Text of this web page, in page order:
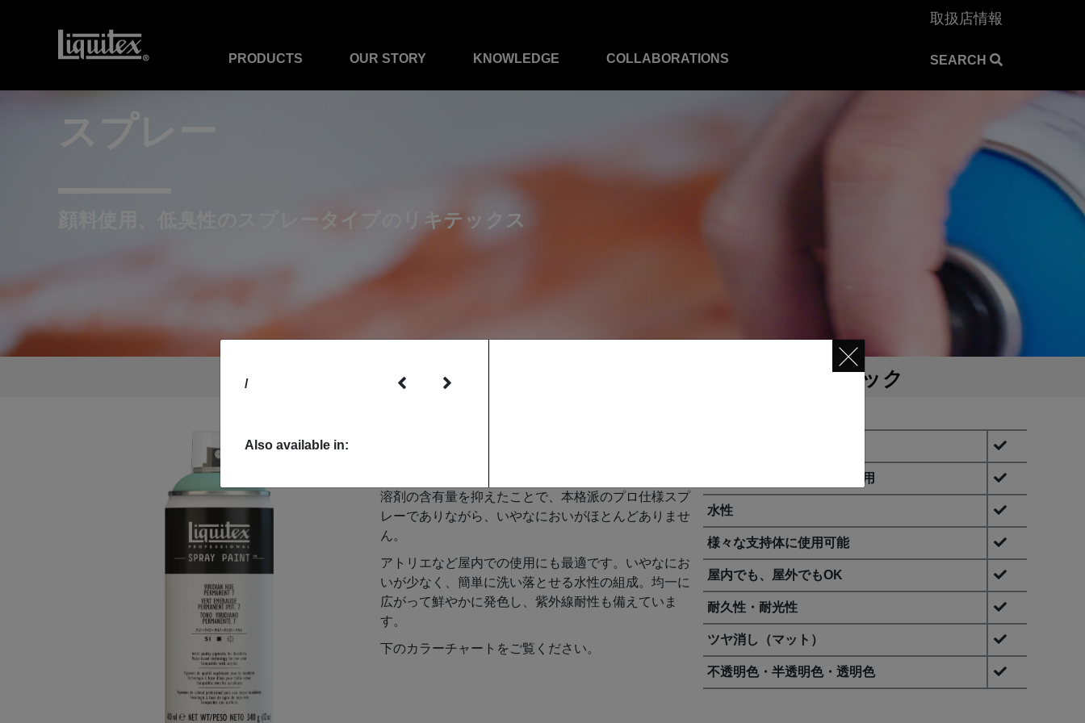
取扱店情報
SEARCH
PRODUCTS OUR STORY KNOWLEDGE COLLABORATIONS
スプレー
顔料使用、低臭性のスプレータイプのリキテックス
テクニック
溶剤の含有量を抑えたことで、本格派のプロ仕様スプ
レーでありながら、いやなにおいがほとんどありませ
ん。
アトリエなど屋内での使用にも最適です。いやなにお
いが少なく、簡単に洗い落とせる水性の組成。均一に
広がって鮮やかに発色し、紫外線耐性も備えていま
す。
下のカラーチャートをご覧ください。
fa fa-check
ファインアート用顔料を使用 fa fa-check
水性 fa fa-check
様々な支持体に使用可能 fa fa-check
屋内でも、屋外でもOK fa fa-check
耐久性・耐光性 fa fa-check
ツヤ消し（マット） fa fa-check
不透明色・半透明色・透明色 fa fa-check
/
Also available in: